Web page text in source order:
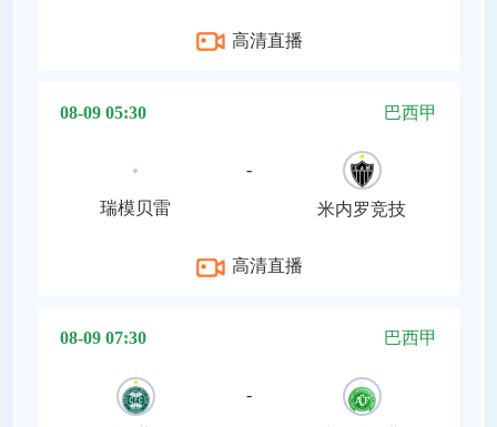
高清直播
08-09 05:30 巴西甲
瑞模贝雷
-
米内罗竞技
高清直播
08-09 07:30 巴西甲
-